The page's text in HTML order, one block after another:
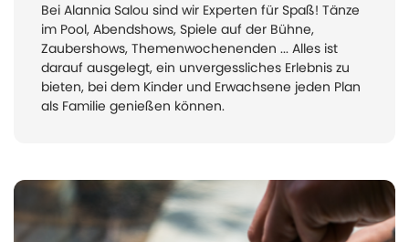
Bei Alannia Salou sind wir Experten für Spaß! Tänze
im Pool, Abendshows, Spiele auf der Bühne,
Zaubershows, Themenwochenenden ... Alles ist
darauf ausgelegt, ein unvergessliches Erlebnis zu
bieten, bei dem Kinder und Erwachsene jeden Plan
als Familie genießen können.